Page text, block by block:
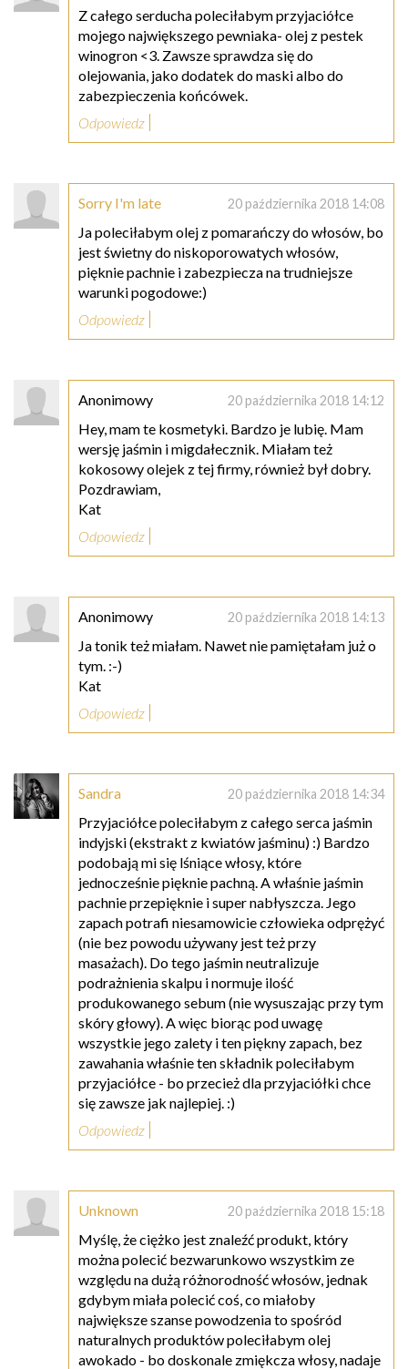
Z całego serducha poleciłabym przyjaciółce
mojego największego pewniaka- olej z pestek
winogron <3. Zawsze sprawdza się do
olejowania, jako dodatek do maski albo do
zabezpieczenia końcówek.
Odpowiedz
Sorry I'm late 20 października 2018 14:08
Ja poleciłabym olej z pomarańczy do włosów, bo
jest świetny do niskoporowatych włosów,
pięknie pachnie i zabezpiecza na trudniejsze
warunki pogodowe:)
Odpowiedz
Anonimowy 20 października 2018 14:12
Hey, mam te kosmetyki. Bardzo je lubię. Mam
wersję jaśmin i migdałecznik. Miałam też
kokosowy olejek z tej firmy, również był dobry.
Pozdrawiam,
Kat
Odpowiedz
Anonimowy 20 października 2018 14:13
Ja tonik też miałam. Nawet nie pamiętałam już o
tym. :-)
Kat
Odpowiedz
Sandra 20 października 2018 14:34
Przyjaciółce poleciłabym z całego serca jaśmin
indyjski (ekstrakt z kwiatów jaśminu) :) Bardzo
podobają mi się lśniące włosy, które
jednocześnie pięknie pachną. A właśnie jaśmin
pachnie przepięknie i super nabłyszcza. Jego
zapach potrafi niesamowicie człowieka odprężyć
(nie bez powodu używany jest też przy
masażach). Do tego jaśmin neutralizuje
podrażnienia skalpu i normuje ilość
produkowanego sebum (nie wysuszając przy tym
skóry głowy). A więc biorąc pod uwagę
wszystkie jego zalety i ten piękny zapach, bez
zawahania właśnie ten składnik poleciłabym
przyjaciółce - bo przecież dla przyjaciółki chce
się zawsze jak najlepiej. :)
Odpowiedz
Unknown 20 października 2018 15:18
Myślę, że ciężko jest znaleźć produkt, który
można polecić bezwarunkowo wszystkim ze
względu na dużą różnorodność włosów, jednak
gdybym miała polecić coś, co miałoby
największe szanse powodzenia to spośród
naturalnych produktów poleciłabym olej
awokado - bo doskonale zmiękcza włosy, nadaje